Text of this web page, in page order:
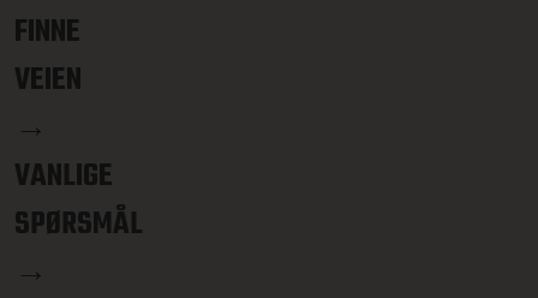
FINNE
VEIEN
→
VANLIGE
SPØRSMÅL
→